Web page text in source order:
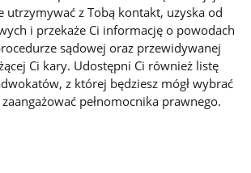
utrzymywać z Tobą kontakt, uzyska od
i przekaże Ci informację o powodach
sądowej oraz przewidywanej
Ci kary. Udostępni Ci również listę
z której będziesz mógł wybrać
pełnomocnika prawnego.